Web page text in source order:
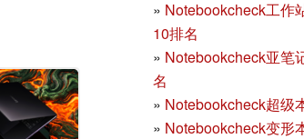
» Notebookcheck工作
10排名
» Notebookcheck亚笔
名
» Notebookcheck超级
» Notebookcheck变形